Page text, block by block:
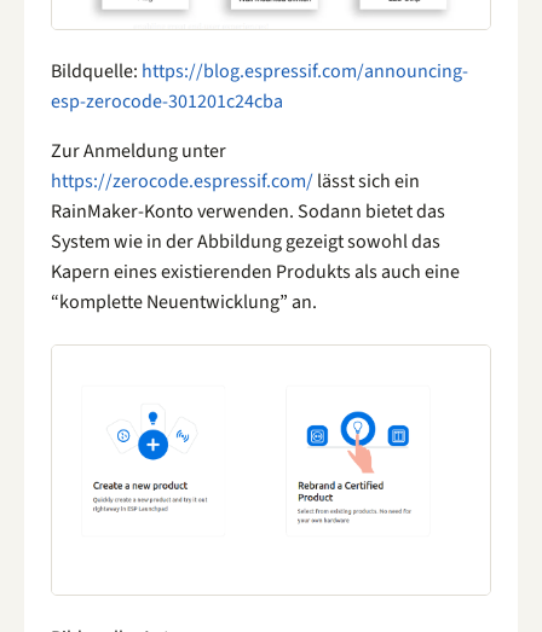
Bildquelle: https://blog.espressif.com/announcing-
esp-zerocode-301201c24cba
Zur Anmeldung unter
https://zerocode.espressif.com/lässt sich ein
RainMaker-Konto verwenden. Sodann bietet das
System wie in der Abbildung gezeigt sowohl das
Kapern eines existierenden Produkts als auch eine
“komplette Neuentwicklung” an.